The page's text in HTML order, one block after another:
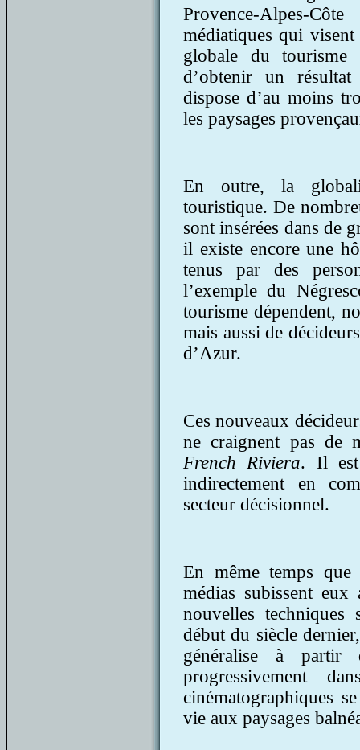
Provence-Alpes-
médiatiques qui
globale du
d’obtenir un
dispose d’au moins
les paysages
En outre, la
touristique. De
sont insérées dans de
il existe encore une
tenus par des
l’exemple du
tourisme dépendent,
mais aussi de
d’Azur.
Ces nouveaux
ne craignent pas de
French Riviera. Il est
indirectement en
secteur décisionnel.
En même temps que
médias subissent
nouvelles techniques
début du siècle
généralise à
progressivement
cinématographiques
vie aux paysages